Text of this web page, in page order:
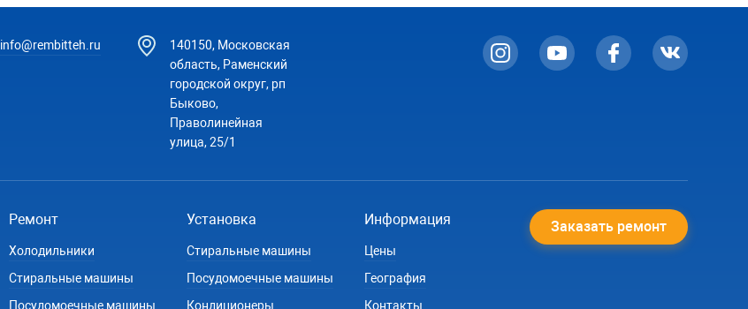
info@rembitteh.ru
140150, Московская
область, Раменский
городской округ, рп
Быково,
Праволинейная
улица, 25/1
Ремонт
Холодильники
Стиральные машины
Посудомоечные машины
Установка
Стиральные машины
Посудомоечные машины
Кондиционеры
Информация
Цены
География
Контакты
Заказать ремонт